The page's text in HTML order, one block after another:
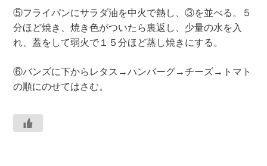
⑤フライパンにサラダ油を中火で熱し、③を並べる。５
分ほど焼き、焼き色がついたら裏返し、少量の水を入
れ、蓋をして弱火で１５分ほど蒸し焼きにする。
⑥バンズに下からレタス→ハンバーグ→チーズ→トマト
の順にのせてはさむ。